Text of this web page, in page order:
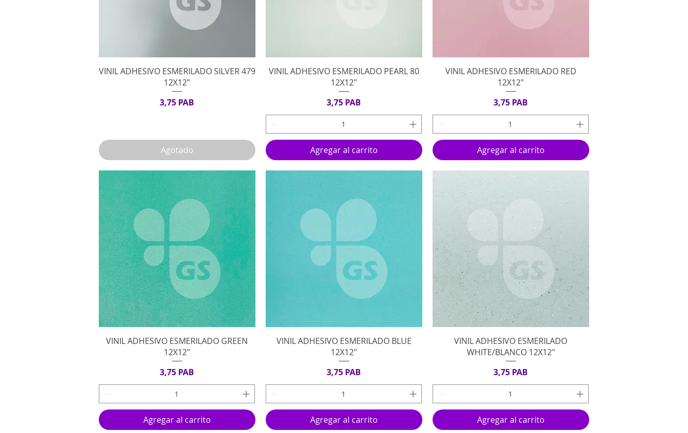
Vista rápida
VINIL ADHESIVO ESMERILADO SILVER 479
12X12"
Precio
3,75 PAB
Agotado
Vista rápida
VINIL ADHESIVO ESMERILADO PEARL 80
12X12"
Precio
3,75 PAB
Agregar al carrito
Vista rápida
VINIL ADHESIVO ESMERILADO RED
12X12"
Precio
3,75 PAB
Agregar al carrito
Vista rápida
VINIL ADHESIVO ESMERILADO GREEN
12X12"
Precio
3,75 PAB
Agregar al carrito
Vista rápida
VINIL ADHESIVO ESMERILADO BLUE
12X12"
Precio
3,75 PAB
Agregar al carrito
Vista rápida
VINIL ADHESIVO ESMERILADO
WHITE/BLANCO 12X12"
Precio
3,75 PAB
Agregar al carrito